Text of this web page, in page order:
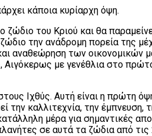
κάποια κυρίαρχη όψη.
ζώδιο του Κριού και θα
την ανάδρομη πορεία της
αναθεώρηση των οικονομικών
με γενέθλια στο
Ιχθύς. Αυτή είναι η
καλλιτεχνία, την έμπνευση,
μέρα για σημαντικές
σε αυτά τα ζώδια από τις